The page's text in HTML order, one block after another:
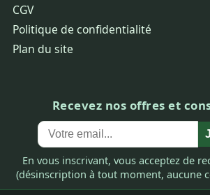
CGV
Politique de confidentialité
Plan du site
Recevez nos offres et
En vous inscrivant, vous acceptez de
(désinscription à tout moment, aucune